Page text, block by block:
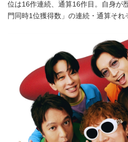
位は16作連続、通算16作目。自身が
門同時1位獲得数」の連続・通算それ